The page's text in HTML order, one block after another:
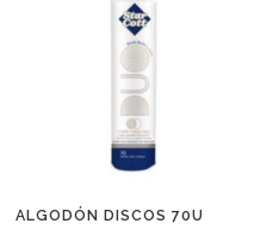
ALGODÓN DISCOS 70U